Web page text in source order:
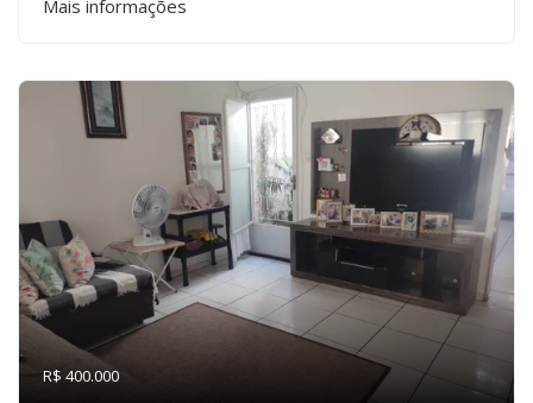
Mais informações
R$ 400.000